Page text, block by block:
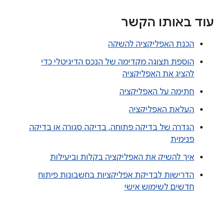
עוד באותו הקשר
הכנת האפליקציה להשקה
הוספת תצוגה מקדימה של הנכס הדיגיטלי כדי
להציג את האפליקציה
חתימה על האפליקציה
העלאת האפליקציה
הגדרה של בדיקה פתוחה, בדיקה סגורה או בדיקה
פנימית
איך להשיק את האפליקציה בקלות וביעילות
הדרישות לבדיקת אפליקציות בחשבונות פיתוח
חדשים לשימוש אישי